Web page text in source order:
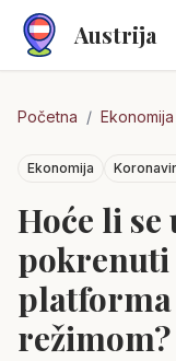
Austrija
Početna / Ekonomija
Ekonomija
Hoće li
pokrenuti
platforma
režimom?